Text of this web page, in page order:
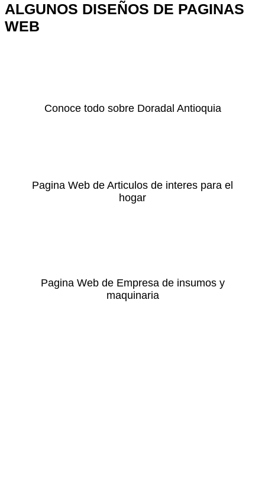
ALGUNOS DISEÑOS DE PAGINAS
WEB
Conoce todo sobre Doradal Antioquia
Pagina Web de Articulos de interes para el
hogar
Pagina Web de Empresa de insumos y
maquinaria